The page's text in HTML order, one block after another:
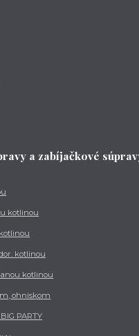
a zabíjačkové
kotlinou
kotlinou
kotlinou
ohniskom
PARTY